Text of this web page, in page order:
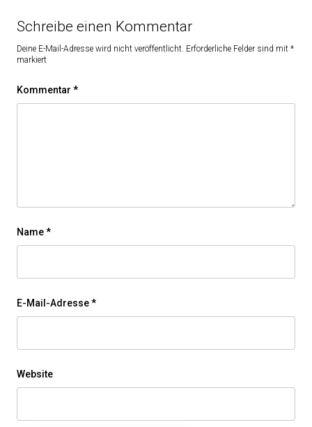
Schreibe einen Kommentar
Deine E-Mail-Adresse wird nicht veröffentlicht. Erforderliche Felder sind mit *
markiert
Kommentar *
Name*
E-Mail-Adresse*
Website